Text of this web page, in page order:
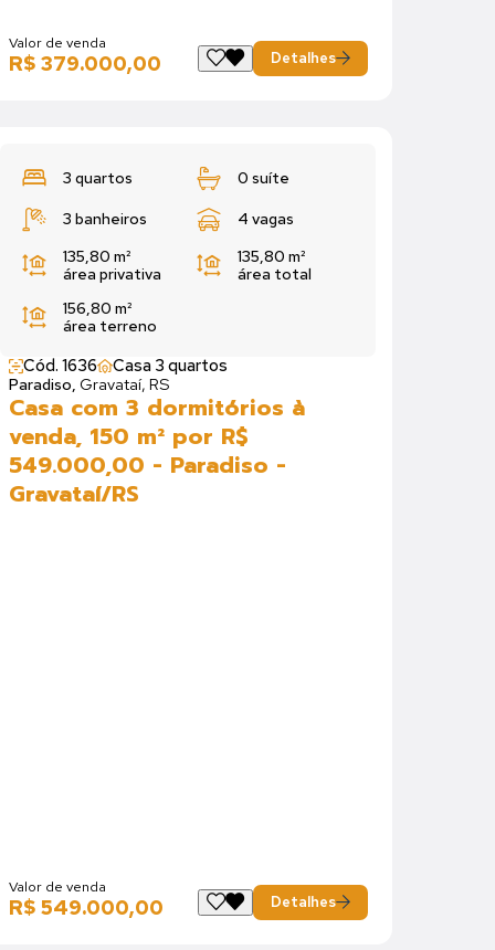
Valor de venda
R$ 379.000,00 Detalhes
3 quartos 0 suíte
3 banheiros
4 vagas
135,80 m²
área privativa
135,80 m²
área total
156,80 m²
área terreno
Cód. 1636 Casa 3 quartos
Paradiso, Gravataí, RS
Casa com 3 dormitórios à
venda, 150 m² por R$
549.000,00 - Paradiso -
Gravataí/RS
Valor de venda
R$ 549.000,00 Detalhes